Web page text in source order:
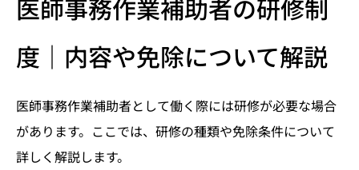
医師事務作業補助者の研修制
度｜内容や免除について解説
医師事務作業補助者として働く際には研修が必要な場合
があります。ここでは、研修の種類や免除条件について
詳しく解説します。